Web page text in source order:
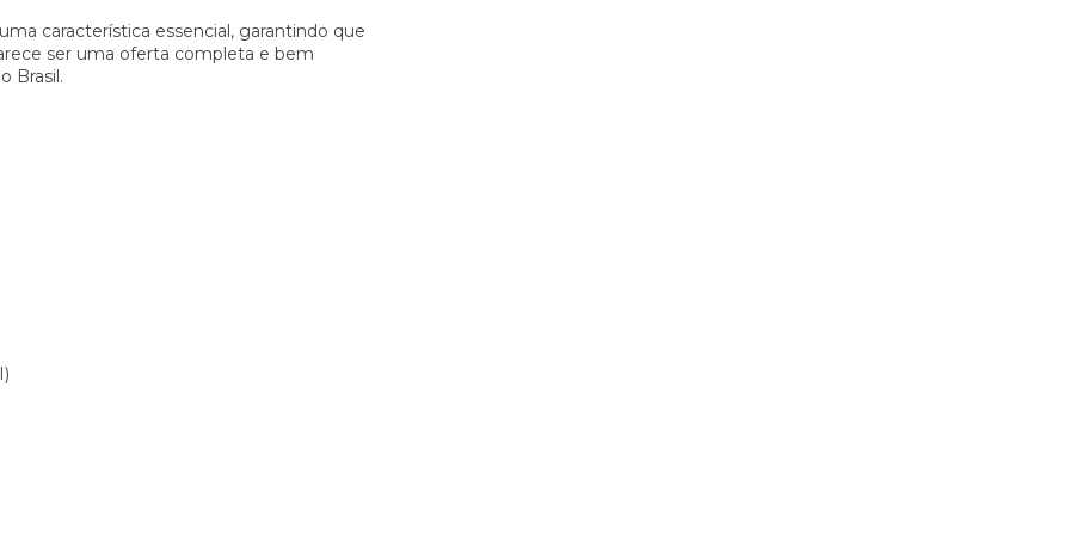
característica essencial, garantindo que
ser uma oferta completa e bem
Brasil.